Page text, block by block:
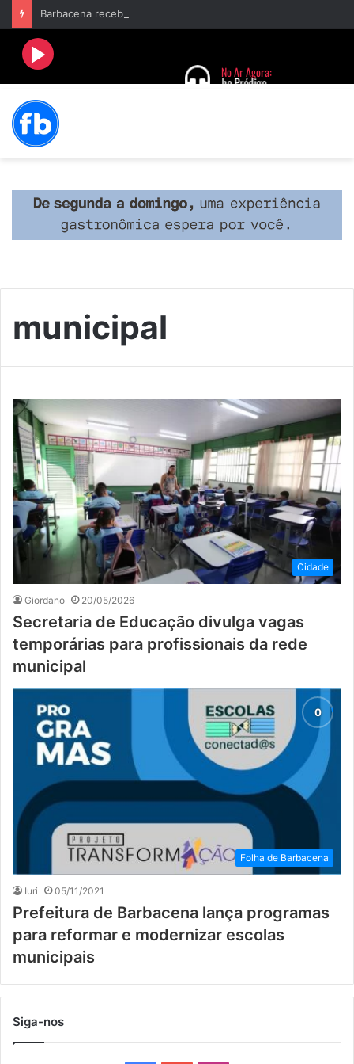
municipal
Cidade
Giordano 20/05/2026
Secretaria de Educação divulga vagas
temporárias para profissionais da rede
municipal
Folha de Barbacena
Iuri 05/11/2021
Prefeitura de Barbacena lança programas
para reformar e modernizar escolas
municipais
Siga-nos